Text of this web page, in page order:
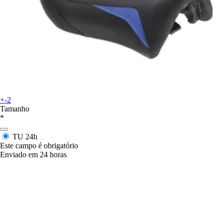
+-2
Tamanho
*
TU 24h
Este campo é obrigatório
Enviado em 24 horas